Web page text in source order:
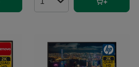
Ilość produktów